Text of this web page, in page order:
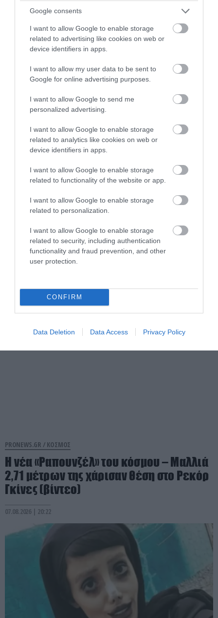
Google consents
I want to allow Google to enable storage
related to advertising like cookies on web or
device identifiers in apps.
I want to allow my user data to be sent to
Google for online advertising purposes.
I want to allow Google to send me
personalized advertising.
I want to allow Google to enable storage
related to analytics like cookies on web or
device identifiers in apps.
I want to allow Google to enable storage
related to functionality of the website or app.
I want to allow Google to enable storage
related to personalization.
I want to allow Google to enable storage
related to security, including authentication
functionality and fraud prevention, and other
user protection.
CONFIRM
Data Deletion Data Access Privacy Policy
PRONEWS.GR /ΚΟΣΜΟΣ
Ο γιος της πριγκίπισσας του Μονακό
έκανε τατουάζ την ορθόδοξη απεικόνιση
της Παναγίας και προκάλεσε ερωτήματα
07.08.2026 | 21:12
PRONEWS.GR /ΚΟΣΜΟΣ
Ξεκίνησε για μια αποθήκη πατάτας και
δημιούργησε έναν υπόγειο λαβύρινθο
07.08.2026 | 20:56
PRONEWS.GR / ΚΟΣΜΟΣ
Η νέα «Ραπουνζέλ» του κόσμου – Μαλλιά
2,71 μέτρων της χάρισαν θέση στο Ρεκόρ
Γκίνες (βίντεο)
07.08.2026 | 20:22